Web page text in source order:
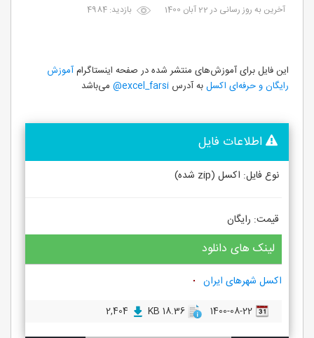
آخرین به روز رسانی در 22 آبان 1400 بازدید: 4984
این فایل برای آموزش‌های منتشر شده در صفحه اینستاگرامآموزش
رایگان و حرفه‌ای اکسلبه آدرس excel_farsi@ می‌باشد
اطلاعات فایل
نوع فایل: اکسل (zip شده)
قیمت: رایگان
لینک های دانلود
اکسل شهرهای ایران